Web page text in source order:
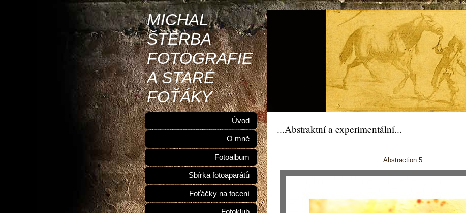
MICHAL
ŠTĚRBA
FOTOGRAFIE
A STARÉ
FOŤÁKY
...Abstraktní a experimentální...
Abstraction 5
Úvod
O mně
Fotoalbum
Sbírka fotoaparátů
Foťáčky na focení